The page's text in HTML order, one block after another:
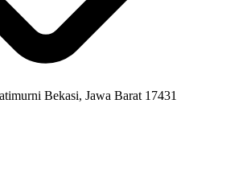
Bekasi, Jawa Barat 17431